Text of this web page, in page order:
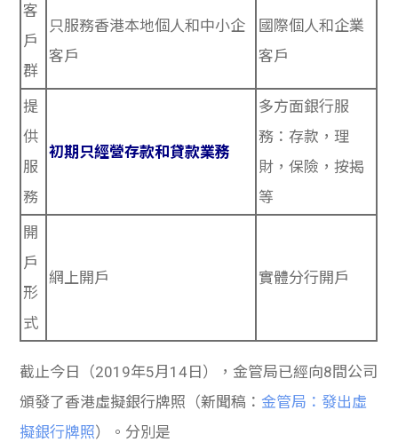
客
戶
群
只服務香港本地個人和中小企
客戶
國際個人和企業
客戶
提
供
服
務
初期只經營存款和貸款業務
多方面銀行服
務：存款，理
財，保險，按揭
等
開
戶
形
式
網上開戶 實體分行開戶
截止今日（2019年5月14日），金管局已經向8間公司
頒發了香港虛擬銀行牌照（新聞稿：金管局：發出虛
擬銀行牌照）。分別是